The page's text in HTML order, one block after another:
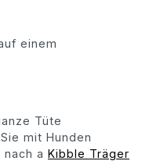
Tüte
mit Hunden
a Kibble Träger